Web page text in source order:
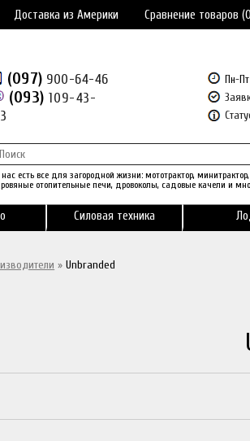
Доставка из Америки Сравнение товаров
(097) 900-64-46
(093) 109-43-
Пн-
есть все для загородной жизни: мототрактор,
отопительные печи, дровоколы, садовые качели и
Силовая техника
»Unbranded